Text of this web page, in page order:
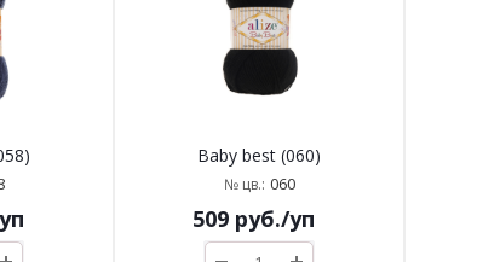
Baby best (060)
№ цв.: 060
509руб./уп